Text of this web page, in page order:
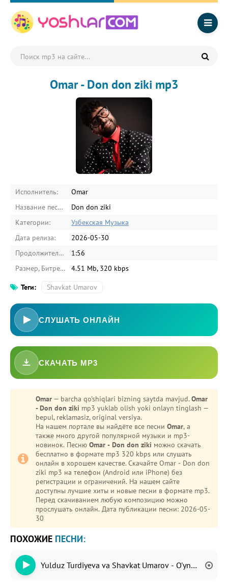
Omar - Don don ziki mp3
Исполнитель:
Omar
Название песни:
Don don ziki
Категории:
Узбекская Музыка
Дата релиза:
2026-05-30
Продолжительность:
1:56
Размер, Битрейт:
4.51 Mb, 320 kbps
Теги: Shavkat Umarov
СЛУШАТЬ ОНЛАЙН
СКАЧАТЬ MP3
Omar — barcha qo'shiqlari bizning saytda mavjud. Omar
- Don don ziki mp3 yuklab olish yoki onlayn tinglash —
bepul, reklamasiz, original versiya.
На нашем портале вы найдёте все песни Omar, а
также много другой популярной музыки и mp3-
новинок. Песню Omar - Don don ziki можно скачать
бесплатно в формате mp3 320 kbps или слушать
онлайн в хорошем качестве. Скачайте Omar - Don don
ziki mp3 на телефон (Android или iPhone) без
регистрации и ограничений. На нашем сайте
доступны лучшие хиты и новые песни в формате mp3.
Перед скачиванием любую композицию можно
прослушать онлайн. Дата публикации песни: 2026-05-
30
ПОХОЖИЕ ПЕСНИ:
Yulduz Turdiyeva va Shavkat Umarov - O'ynosin
Bezori
Oshiq edim